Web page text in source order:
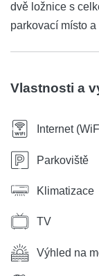
dvě ložnice s
parkovací místo
Vlastnosti a
Internet
Parkoviště
Klimatizace
TV
Výhled na